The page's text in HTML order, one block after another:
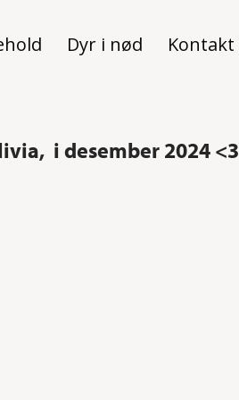
Dyr i nød Kontakt
i desember 2024 <3